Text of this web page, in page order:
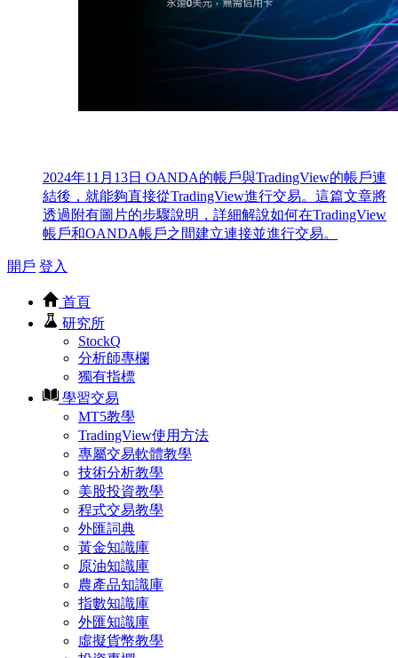
2024年11月13日 OANDA的帳戶與TradingView的帳戶連
結後，就能夠直接從TradingView進行交易。這篇文章將
透過附有圖片的步驟說明，詳細解說如何在TradingView
帳戶和OANDA帳戶之間建立連接並進行交易。
開戶 登入
首頁
研究所
StockQ
分析師專欄
獨有指標
學習交易
MT5教學
TradingView使用方法
專屬交易軟體教學
技術分析教學
美股投資教學
程式交易教學
外匯詞典
黃金知識庫
原油知識庫
農產品知識庫
指數知識庫
外匯知識庫
虛擬貨幣教學